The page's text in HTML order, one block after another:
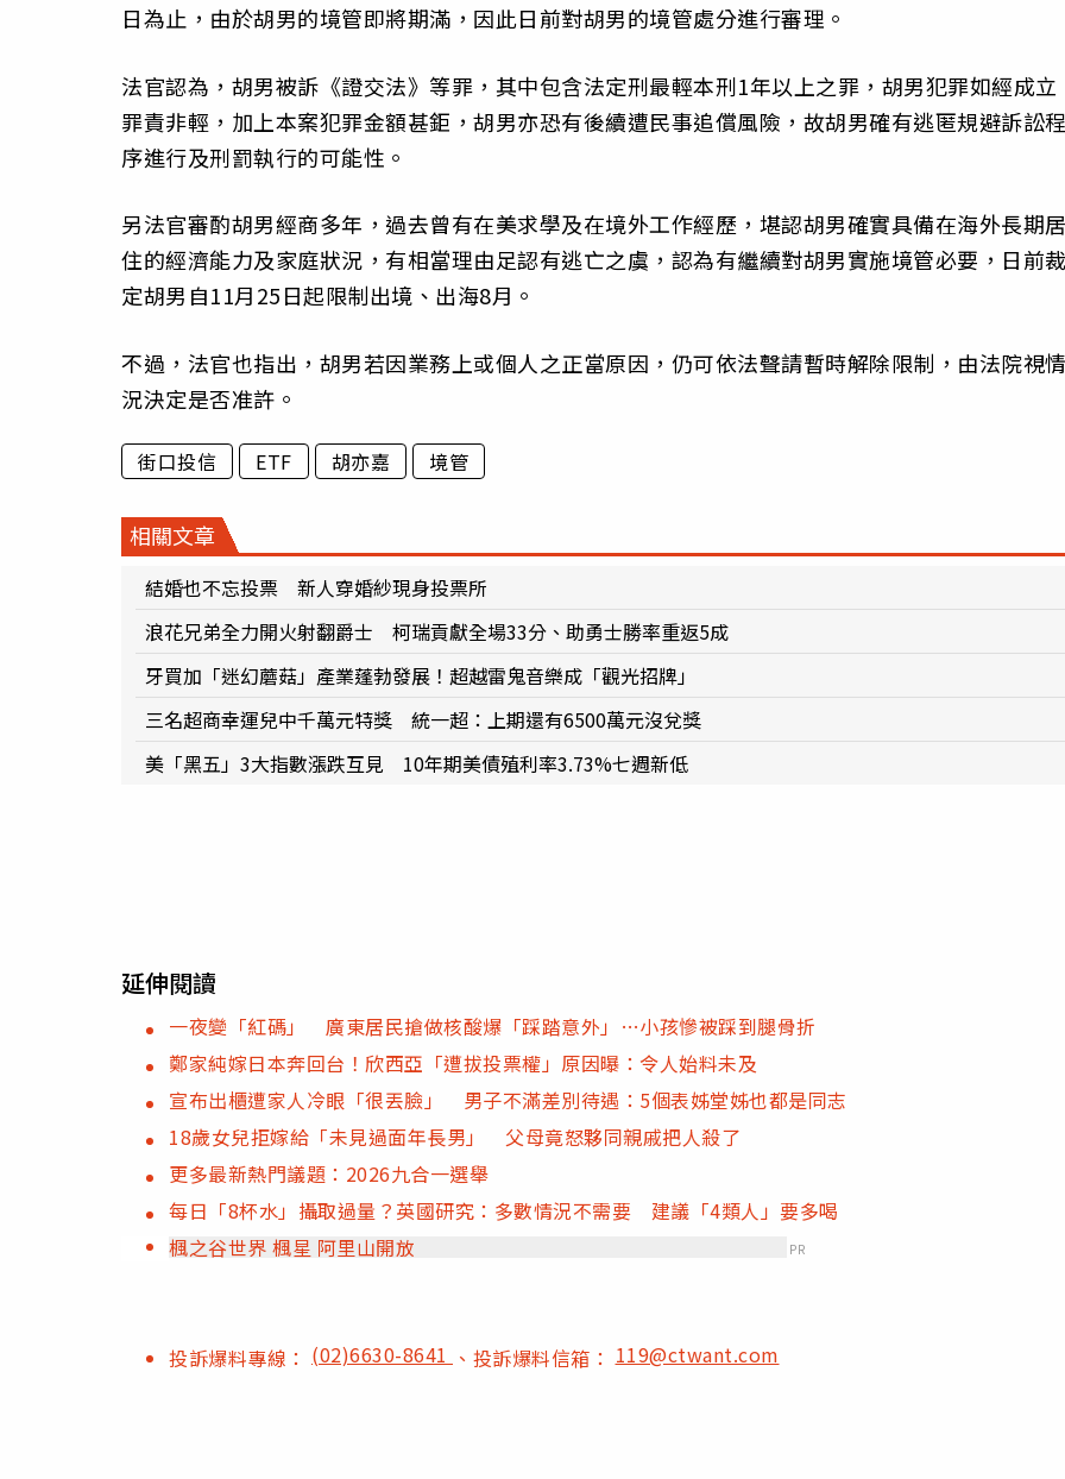
日為止，由於胡男的境管即將期滿，因此日前對胡男的境管處分進行審理。
法官認為，胡男被訴《證交法》等罪，其中包含法定刑最輕本刑1年以上之罪，胡男犯罪如經成立
罪責非輕，加上本案犯罪金額甚鉅，胡男亦恐有後續遭民事追償風險，故胡男確有逃匿規避訴訟
序進行及刑罰執行的可能性。
另法官審酌胡男經商多年，過去曾有在美求學及在境外工作經歷，堪認胡男確實具備在海外長期
住的經濟能力及家庭狀況，有相當理由足認有逃亡之虞，認為有繼續對胡男實施境管必要，日前
定胡男自11月25日起限制出境、出海8月。
不過，法官也指出，胡男若因業務上或個人之正當原因，仍可依法聲請暫時解除限制，由法院視
況決定是否准許。
街口投信 ETF 胡亦嘉 境管
相關文章
結婚也不忘投票 新人穿婚紗現身投票所
浪花兄弟全力開火射翻爵士 柯瑞貢獻全場33分、助勇士勝率重返5成
牙買加「迷幻蘑菇」產業蓬勃發展！超越雷鬼音樂成「觀光招牌」
三名超商幸運兒中千萬元特獎 統一超：上期還有6500萬元沒兌獎
美「黑五」3大指數漲跌互見 10年期美債殖利率3.73%七週新低
延伸閱讀
一夜變「紅碼」 廣東居民搶做核酸爆「踩踏意外」…小孩慘被踩到腿骨折
鄭家純嫁日本奔回台！欣西亞「遭拔投票權」原因曝：令人始料未及
宣布出櫃遭家人冷眼「很丟臉」 男子不滿差別待遇：5個表姊堂姊也都是同志
18歲女兒拒嫁給「未見過面年長男」 父母竟怒夥同親戚把人殺了
更多最新熱門議題：2026九合一選舉
每日「8杯水」攝取過量？英國研究：多數情況不需要 建議「4類人」要多喝
楓之谷世界 楓星 阿里山開放
PR
投訴爆料專線： (02)6630-8641 、投訴爆料信箱：119@ctwant.com